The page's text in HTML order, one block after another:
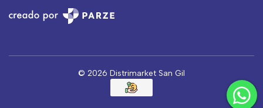
© 2026 Distrimarket San Gil